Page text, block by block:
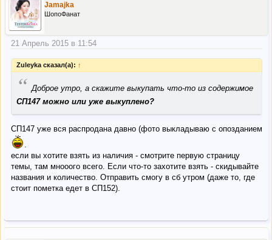
Jamajka
ШопоФанат
21 Апрель 2015 в 11:54
Zuleyka сказал(а): ↑
“ Доброе утро, а скажите выкупать что-то из содержимое
СП147 можно или уже выкуплено?
СП147 уже вся распродана давно (фото выкладываю с опозданием
.
если вы хотите взять из наличия - смотрите первую страницу
темы, там мнооого всего. Если что-то захотите взять - скидывайте
названия и количество. Отправить смогу в сб утром (даже то, где
стоит пометка едет в СП152).